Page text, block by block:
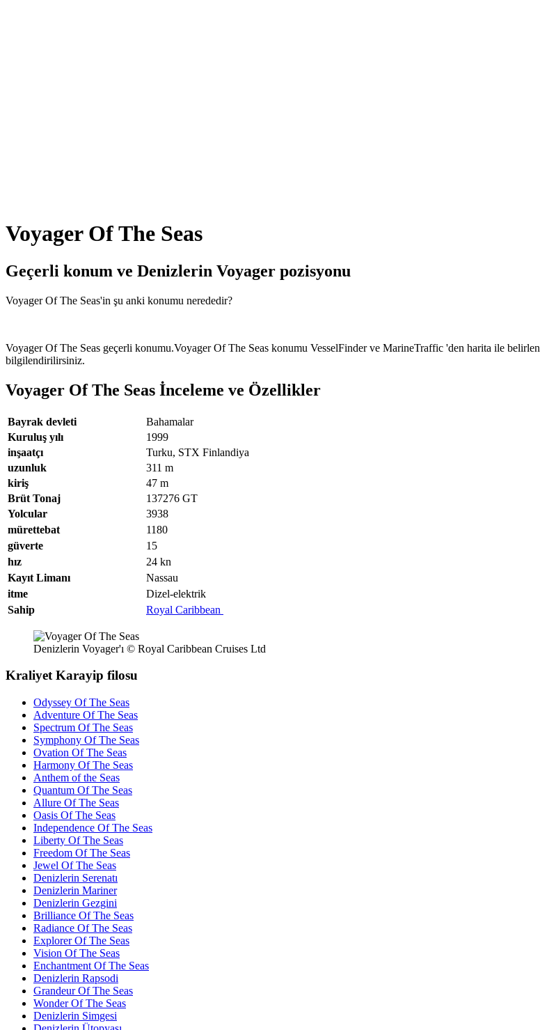
Voyager Of The Seas
Geçerli konum ve Denizlerin Voyager pozisyonu
Voyager Of The Seas'in şu anki konumu nerededir?
Voyager Of The Seas geçerli konumu.Voyager Of The Seas konumu VesselFinder ve MarineTraffic 'den harita ile
bilgilendirilirsiniz.
Voyager Of The Seas İnceleme ve Özellikler
Bayrak devleti
Bahamalar
Kuruluş yılı
1999
inşaatçı
Turku, STX Finlandiya
uzunluk
311 m
kiriş
47 m
Brüt Tonaj
137276 GT
Yolcular
3938
mürettebat
1180
güverte
15
hız
24 kn
Kayıt Limanı
Nassau
itme
Dizel-elektrik
Sahip
Royal Caribbean
Denizlerin Voyager'ı © Royal Caribbean Cruises Ltd
Kraliyet Karayip filosu
Odyssey Of The Seas
Adventure Of The Seas
Spectrum Of The Seas
Symphony Of The Seas
Ovation Of The Seas
Harmony Of The Seas
Anthem of the Seas
Quantum Of The Seas
Allure Of The Seas
Oasis Of The Seas
Independence Of The Seas
Liberty Of The Seas
Freedom Of The Seas
Jewel Of The Seas
Denizlerin Serenatı
Denizlerin Mariner
Denizlerin Gezgini
Brilliance Of The Seas
Radiance Of The Seas
Explorer Of The Seas
Vision Of The Seas
Enchantment Of The Seas
Denizlerin Rapsodi
Grandeur Of The Seas
Wonder Of The Seas
Denizlerin Simgesi